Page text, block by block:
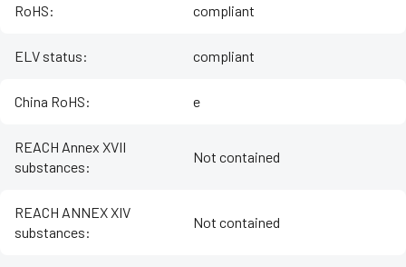
RoHS: compliant
ELV status: compliant
China RoHS: e
REACH Annex XVII
substances:
Not contained
REACH ANNEX XIV
substances:
Not contained